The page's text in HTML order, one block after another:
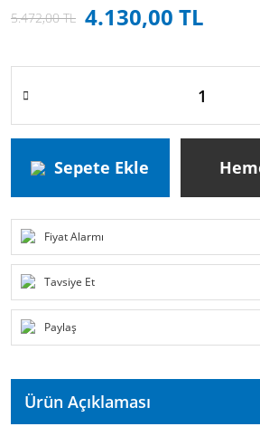
5.472,00 TL 4.130,00 TL
Sepete Ekle
Fiyat Alarmı
Tavsiye Et
Paylaş
Ürün Açıklaması